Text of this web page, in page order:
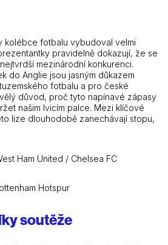
kolébce fotbalu vybudoval velmi
pravidelně dokazují, že se
mezinárodní konkurenci.
do Anglie jsou jasným důkazem
fotbalu a pro české
důvod, proč tyto napínavé zápasy
našim lvicím palce. Mezi klíčové
lize dlouhodobě zanechávají stopu,
Ham United / Chelsea FC
Hotspur
soutěže